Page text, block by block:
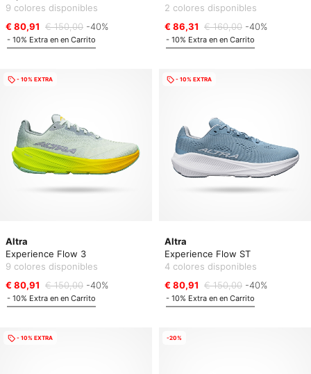
9 colores disponibles
€ 80,91 € 150,00 -40%
- 10% Extra en en Carrito
2 colores disponibles
€ 86,31 € 160,00 -40%
- 10% Extra en en Carrito
Altra
Experience Flow 3
9 colores disponibles
€ 80,91 € 150,00 -40%
- 10% Extra en en Carrito
- 10% EXTRA
Altra
Experience Flow ST
4 colores disponibles
€ 80,91 € 150,00 -40%
- 10% Extra en en Carrito
- 10% EXTRA
- 10% EXTRA -20%